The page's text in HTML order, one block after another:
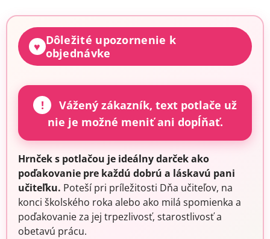
♥ Dôležité upozornenie k
objednávke
!
Vážený zákazník, text potlače už
nie je možné meniť ani dopĺňať.
Hrnček s potlačou je ideálny darček ako
poďakovanie pre každú dobrú a láskavú pani
učiteľku. Poteší pri príležitosti Dňa učiteľov, na
konci školského roka alebo ako milá spomienka a
poďakovanie za jej trpezlivosť, starostlivosť a
obetavú prácu.